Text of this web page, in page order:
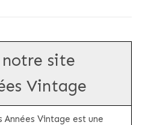
site
Vintage
Vintage est une